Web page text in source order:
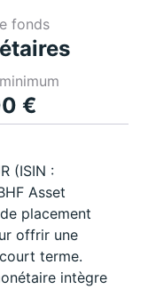
fonds
€
(ISIN :
Asset
placement
offrir une
terme.
intègre